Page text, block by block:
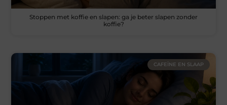
Stoppen met koffie en slapen: ga je beter slapen zonder
koffie?
CAFEÏNE EN SLAAP